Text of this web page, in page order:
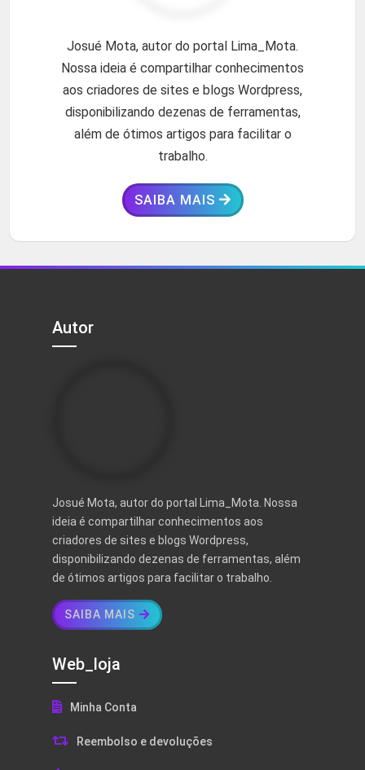
Josué Mota, autor do portal Lima_Mota.
Nossa ideia é compartilhar conhecimentos
aos criadores de sites e blogs Wordpress,
disponibilizando dezenas de ferramentas,
além de ótimos artigos para facilitar o
trabalho.
SAIBA MAIS
Autor
Josué Mota, autor do portal Lima_Mota. Nossa
ideia é compartilhar conhecimentos aos
criadores de sites e blogs Wordpress,
disponibilizando dezenas de ferramentas, além
de ótimos artigos para facilitar o trabalho.
SAIBA MAIS
Web_loja
Minha Conta
Reembolso e devoluções